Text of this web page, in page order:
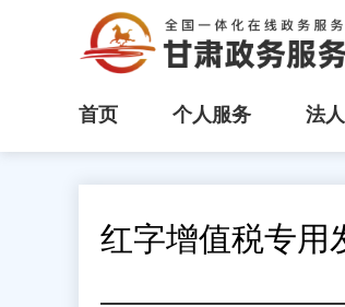
首页 个人服务 法
红字增值税专用